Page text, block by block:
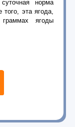
норма
эта ягода,
ягоды